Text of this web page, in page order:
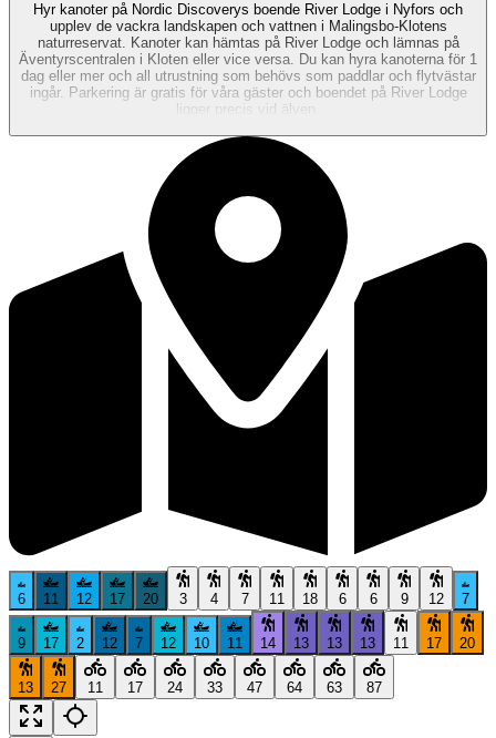
Hyr kanoter på Nordic Discoverys boende River Lodge i Nyfors och
upplev de vackra landskapen och vattnen i Malingsbo-Klotens
naturreservat. Kanoter kan hämtas på River Lodge och lämnas på
Äventyrscentralen i Kloten eller vice versa. Du kan hyra kanoterna för 1
dag eller mer och all utrustning som behövs som paddlar och flytvästar
ingår. Parkering är gratis för våra gäster och boendet på River Lodge
ligger precis vid älven.
6 11 12 17 20 3 4 7 11 18 6 6 9 12 7
9 17 2 12 7 12 10 11 14 13 13 13 11 17 20
13 27 11 17 24 33 47 64 63 87